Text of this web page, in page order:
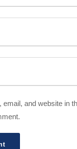
email, and website in